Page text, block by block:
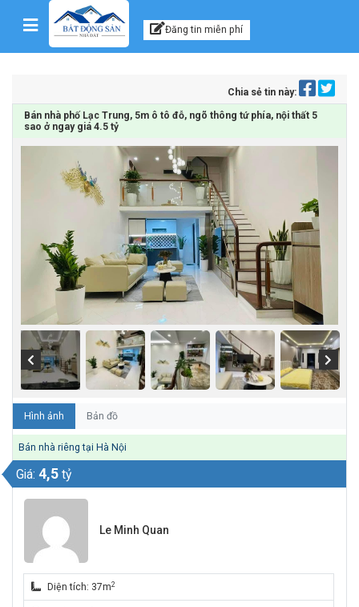
Skip to content Kênh thông tin, tư vấn
Đăng tin miễn phí
Chia sẻ tin này:
Bán nhà phố Lạc Trung, 5m ô tô đỗ, ngõ thông tứ phía, nội thất 5
sao ở ngay giá 4.5 tỷ
Hình ảnh Bản đồ
Bán nhà riêng tại Hà Nội
Giá:4,5 tỷ
Le Minh Quan
Diện tích: 37m2